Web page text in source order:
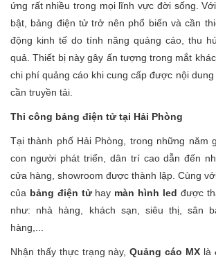
ứng rất nhiều trong mọi lĩnh vực đời sống.
bật, bảng điện tử trở nên phổ biến và cần
động kinh tế do tính năng quảng cáo, thu
quả. Thiết bị này gây ấn tượng trong mắt
chi phí quảng cáo khi cung cấp được nội
cần truyền tải.
Thi công bảng điện tử tại Hải Phòng
Tại thành phố Hải Phòng, trong những năm
con người phát triển, dân trí cao dẫn đến
cửa hàng, showroom được thành lập. Cùng
của bảng điện tửhay màn hình led được
như: nhà hàng, khách sạn, siêu thị, sân
hàng,...
Nhận thấy thực trạng này,Quảng cáo MXlà